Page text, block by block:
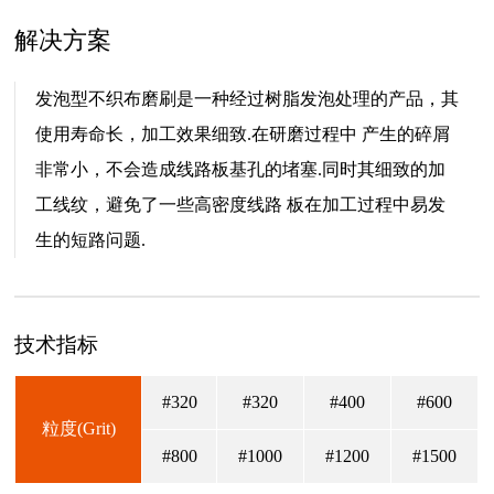
解决方案
发泡型不织布磨刷是一种经过树脂发泡处理的产品，其
使用寿命长，加工效果细致.在研磨过程中 产生的碎屑
非常小，不会造成线路板基孔的堵塞.同时其细致的加
工线纹，避免了一些高密度线路 板在加工过程中易发
生的短路问题.
技术指标
粒度(Grit)
#320 #320 #400 #600
#800 #1000 #1200 #1500